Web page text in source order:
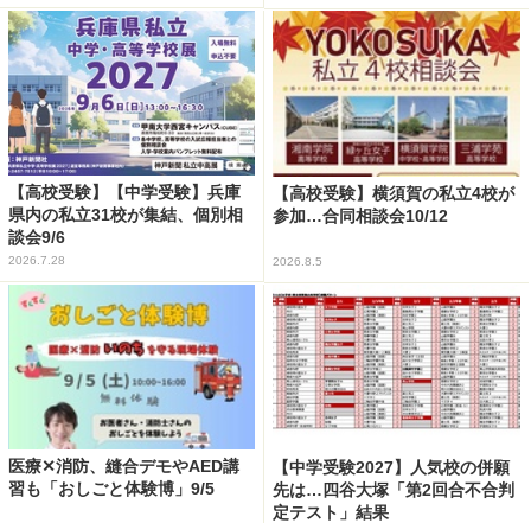
【高校受験】【中学受験】兵庫
県内の私立31校が集結、個別相
談会9/6
2026.7.28
【高校受験】横須賀の私立4校が
参加…合同相談会10/12
2026.8.5
医療✕消防、縫合デモやAED講
習も「おしごと体験博」9/5
【中学受験2027】人気校の併願
先は…四谷大塚「第2回合不合判
定テスト」結果